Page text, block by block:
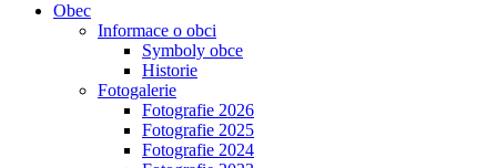
Obec
Informace o obci
Symboly obce
Historie
Fotogalerie
Fotografie 2026
Fotografie 2025
Fotografie 2024